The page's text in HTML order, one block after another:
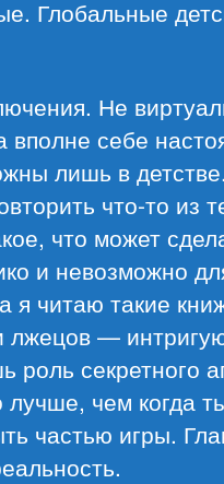
Глобальные
Не
вполне себе
лишь в детстве.
что-то из
что может
и невозможно
я читаю такие
лжецов —
роль секретного
чем когда
частью игры.